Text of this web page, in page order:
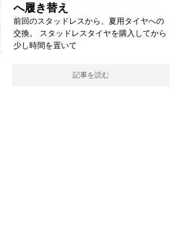
へ履き替え
前回のスタッドレスから、夏用タイヤへの
交換。 スタッドレスタイヤを購入してから
少し時間を置いて
記事を読む